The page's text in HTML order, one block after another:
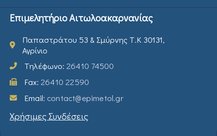
Επιμελητήριο Αιτωλοακαρνανίας
Παπαστράτου 53 & Σμύρνης Τ.Κ 30131,
Αγρίνιο
Τηλέφωνο: 26410 74500
Fax: 26410 22590
Email: contact@epimetol.gr
Χρήσιμες Συνδέσεις